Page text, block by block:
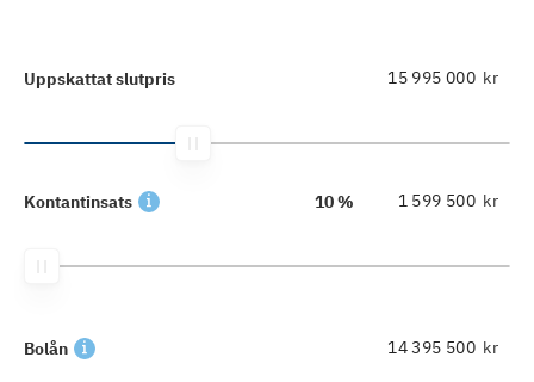
Uppskattat slutpris kr
Kontantinsats 10 % kr
Bolån kr